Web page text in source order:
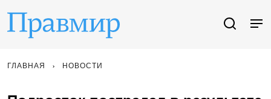
ГЛАВНАЯ НОВОСТИ